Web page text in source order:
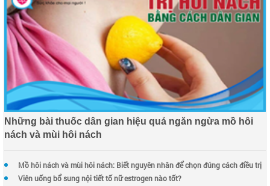
Những bài thuốc dân gian hiệu quả ngăn ngừa mồ hôi
nách và mùi hôi nách
Mồ hôi nách và mùi hôi nách: Biết nguyên nhân để chọn đúng cách điều trị
Viên uống bổ sung nội tiết tố nữ estrogen nào tốt?